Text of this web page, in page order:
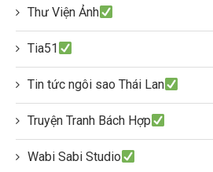
Thư Viện Ảnh
Tia51
Tin tức ngôi sao Thái Lan
Truyện Tranh Bách Hợp
Wabi Sabi Studio